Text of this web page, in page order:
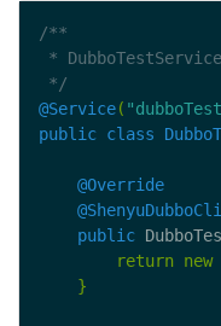
*/
@Service(
public class
@Override
public
return
new
}